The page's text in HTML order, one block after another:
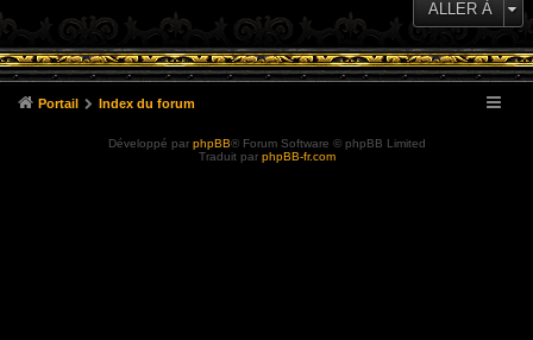
ALLER À
Portail Index du forum
Développé par phpBB® Forum Software © phpBB Limited
Traduit par phpBB-fr.com